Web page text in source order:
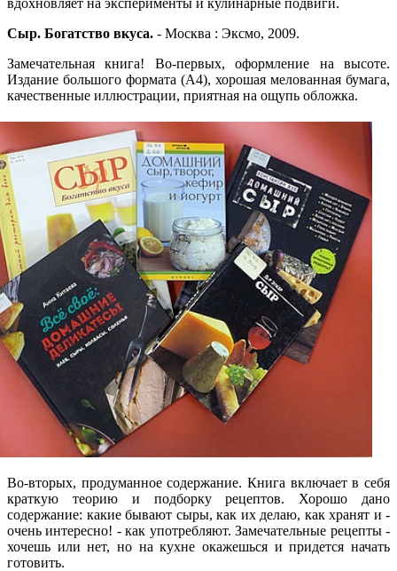
Сыр. Богатство вкуса. - Москва : Эксмо, 2009.
Замечательная книга! Во-первых, оформление на высоте.
Издание большого формата (А4), хорошая мелованная бумага,
качественные иллюстрации, приятная на ощупь обложка.
Во-вторых, продуманное содержание. Книга включает в себя
краткую теорию и подборку рецептов. Хорошо дано
содержание: какие бывают сыры, как их делаю, как хранят и -
очень интересно! - как употребляют. Замечательные рецепты -
хочешь или нет, но на кухне окажешься и придется начать
готовить.